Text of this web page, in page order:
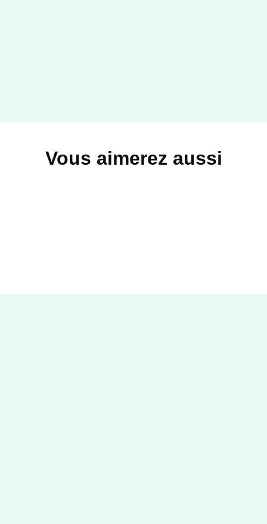
Vous aimerez aussi